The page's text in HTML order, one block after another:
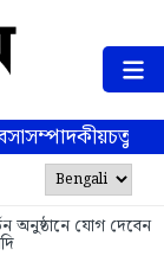
সম্পাদকীয়
অনুষ্ঠানে যোগ দেবেন